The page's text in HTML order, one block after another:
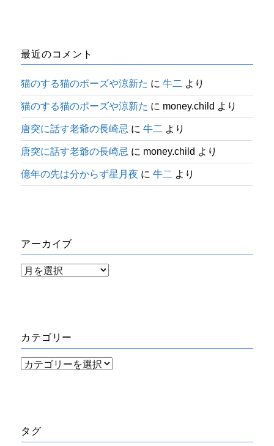
最近のコメント
猫のする猫のポーズや涼新た に牛二 より
猫のする猫のポーズや涼新た に money.child より
唐突に話す老爺の長崎忌 に牛二 より
唐突に話す老爺の長崎忌 に money.child より
億年の先は分からず星月夜 に牛二 より
アーカイブ
ア
ブ
カテゴリー
カ
ー
タグ